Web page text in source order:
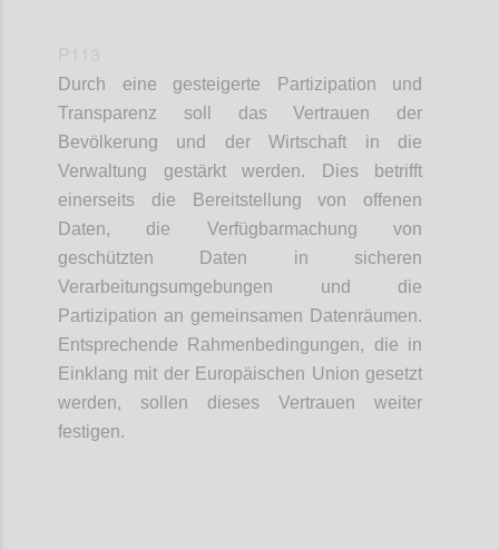
Durch eine gesteigerte Partizipation und
Transparenz soll das Vertrauen der
Bevölkerung und der Wirtschaft in die
Verwaltung gestärkt werden. Dies betrifft
einerseits die Bereitstellung von offenen
Daten, die Verfügbarmachung von
geschützten Daten in sicheren
Verarbeitungsumgebungen und die
Partizipation an gemeinsamen Datenräumen.
Entsprechende Rahmenbedingungen, die in
Einklang mit der Europäischen Union gesetzt
werden, sollen dieses Vertrauen weiter
festigen.